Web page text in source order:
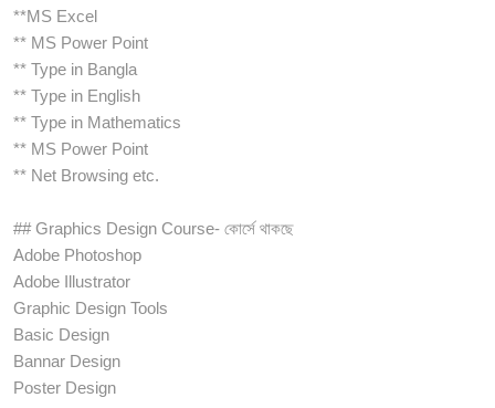
**MS Excel
** MS Power Point
** Type in Bangla
** Type in English
** Type in Mathematics
** MS Power Point
** Net Browsing etc.
## Graphics Design Course- কোর্সে থাকছে
Adobe Photoshop
Adobe Illustrator
Graphic Design Tools
Basic Design
Bannar Design
Poster Design